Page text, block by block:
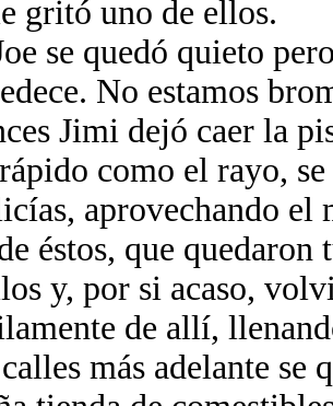
gritó uno de ellos.
quedó quieto
No estamos
Jimi dejó caer la
como el rayo,
aprovechando
éstos, que
y, por si acaso,
de allí,
más adelante se